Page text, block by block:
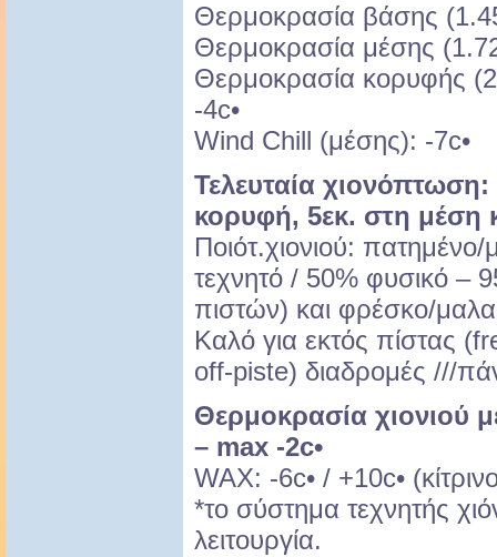
Θερμοκρασία βάσης
Θερμοκρασία μέσης
Θερμοκρασία κορυφής
-4c•
Wind Chill (μέσης): -7c•
Τελευταία
κορυφή, 5εκ. στη μέση
Ποιότ.χιονιού:
τεχνητό / 50% φυσικό –
πιστών) και φρέσκο/
Καλό για εκτός πίστας
off-piste) διαδρομές ///
Θερμοκρασία χιονιού
– max -2c•
WAX: -6c• / +10c•
*το σύστημα τεχνητής
λειτουργία.